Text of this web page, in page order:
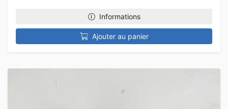
Informations
Ajouter au panier